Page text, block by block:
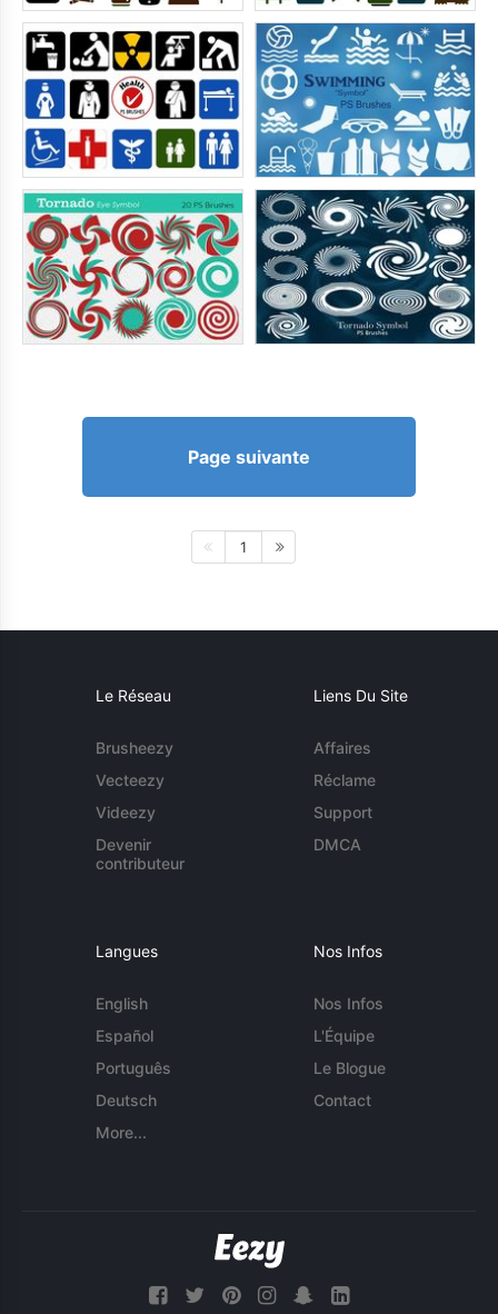
Page suivante
1
Le Réseau
Brusheezy
Vecteezy
Videezy
Devenir
contributeur
Liens Du Site
Affaires
Réclame
Support
DMCA
Langues
English
Español
Português
Deutsch
More...
Nos Infos
Nos Infos
L'Équipe
Le Blogue
Contact